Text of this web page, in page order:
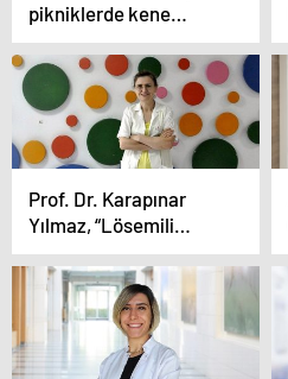
pikniklerde kene
riskine dikkat!
Prof. Dr. Karapınar
Yılmaz, “Lösemili
çocukların doğru
tedaviyle yaşam şansı
yüzde 90’ın üzerinde”